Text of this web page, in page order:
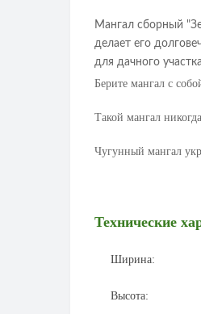
Мангал сборный
делает его
для дачного
Берите мангал с
Такой мангал
Чугунный мангал
Технические
Ширина:
Высота: